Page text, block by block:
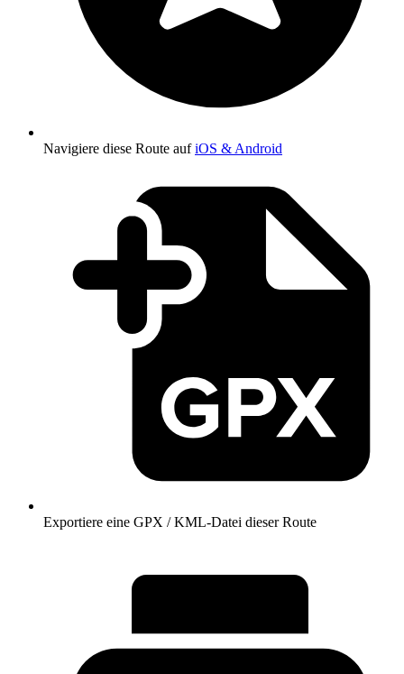
Navigiere diese Route aufiOS & Android
Exportiere eine GPX / KML-Datei dieser Route